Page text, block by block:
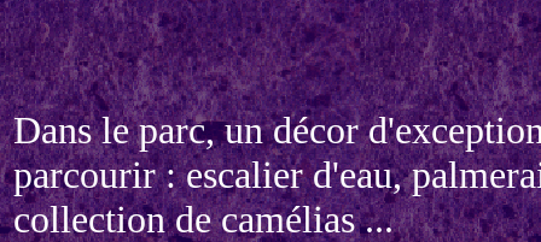
Dans le parc, un décor
parcourir : escalier d'eau,
collection de camélias ...